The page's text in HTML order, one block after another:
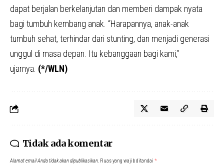
dapat berjalan berkelanjutan dan memberi dampak nyata
bagi tumbuh kembang anak. “Harapannya, anak-anak
tumbuh sehat, terhindar dari stunting, dan menjadi generasi
unggul di masa depan. Itu kebanggaan bagi kami,”
ujarnya. (*/WLN)
Tidak ada komentar
Alamat email Anda tidak akan dipublikasikan. Ruas yang wajib ditandai *